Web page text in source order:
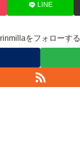
LINE
rinmillaをフォローする